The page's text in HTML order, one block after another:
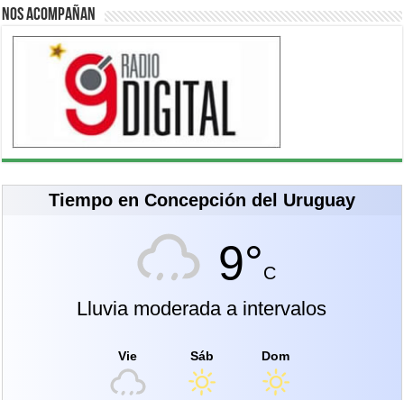
Nos acompañan
Tiempo en Concepción del Uruguay
9°C
Lluvia moderada a intervalos
Vie Sáb Dom